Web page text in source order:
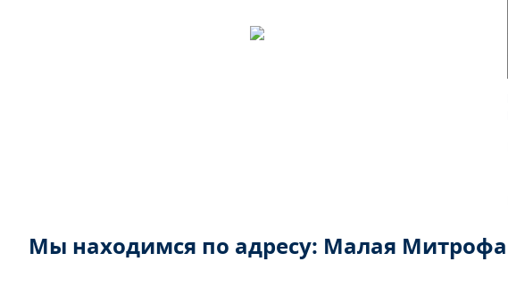
Мы находимся по адресу: Малая